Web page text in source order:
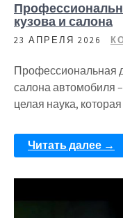
кузова и салона
23 АПРЕЛЯ 2026
Профессиональная
салона автомобиля
целая наука,
Читать далее →